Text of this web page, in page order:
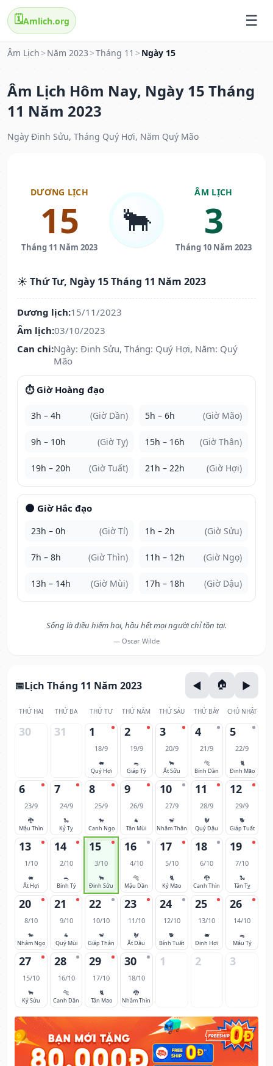
🗓️Amlich.org
Âm Lịch > Năm 2023 >Tháng 11 > Ngày 15
Âm Lịch Hôm Nay, Ngày 15 Tháng
11 Năm 2023
Ngày Đinh Sửu, Tháng Quý Hợi, Năm Quý Mão
DƯƠNG LỊCH
15
Tháng 11 Năm 2023
🐂
ÂM LỊCH
3
Tháng 10 Năm 2023
☀️ Thứ Tư, Ngày 15 Tháng 11 Năm 2023
Dương lịch:15/11/2023
Âm lịch:03/10/2023
Can chi:Ngày: Đinh Sửu, Tháng: Quý Hợi, Năm: Quý
Mão
⏱️ Giờ Hoàng đạo
3h – 4h (Giờ Dần) 5h – 6h (Giờ Mão)
9h – 10h (Giờ Tỵ) 15h – 16h (Giờ Thân)
19h – 20h (Giờ Tuất) 21h – 22h (Giờ Hợi)
🌑 Giờ Hắc đạo
23h – 0h (Giờ Tí) 1h – 2h (Giờ Sửu)
7h – 8h (Giờ Thìn) 11h – 12h (Giờ Ngọ)
13h – 14h (Giờ Mùi) 17h – 18h (Giờ Dậu)
Sống là điều hiếm hoi, hầu hết mọi người chỉ tồn tại.
— Oscar Wilde
Lịch Tháng 11 Năm 2023
THỨ HAI THỨ BA THỨ TƯ THỨ NĂM THỨ SÁU THỨ BẢY CHỦ NHẬT
30 31 1
18/9
🐖
Quý Hợi
2
19/9
🐀
Giáp Tý
3
20/9
🐂
Ất Sửu
4
21/9
🐅
Bính Dần
5
22/9
🐈
Đinh Mão
6
23/9
🐉
Mậu Thìn
7
24/9
🐍
Kỷ Tỵ
8
25/9
🐎
Canh Ngọ
9
26/9
🐐
Tân Mùi
10
27/9
🐒
Nhâm Thân
11
28/9
🐓
Quý Dậu
12
29/9
🐕
Giáp Tuất
13
1/10
🐖
Ất Hợi
14
2/10
🐀
Bính Tý
15
3/10
🐂
Đinh Sửu
16
4/10
🐅
Mậu Dần
17
5/10
🐈
Kỷ Mão
18
6/10
🐉
Canh Thìn
19
7/10
🐍
Tân Tỵ
20
8/10
🐎
Nhâm Ngọ
21
9/10
🐐
Quý Mùi
22
10/10
🐒
Giáp Thân
23
11/10
🐓
Ất Dậu
24
12/10
🐕
Bính Tuất
25
13/10
🐖
Đinh Hợi
26
14/10
🐀
Mậu Tý
27
15/10
🐂
Kỷ Sửu
28
16/10
🐅
Canh Dần
29
17/10
🐈
Tân Mão
30
18/10
🐉
Nhâm Thìn
1 2 3